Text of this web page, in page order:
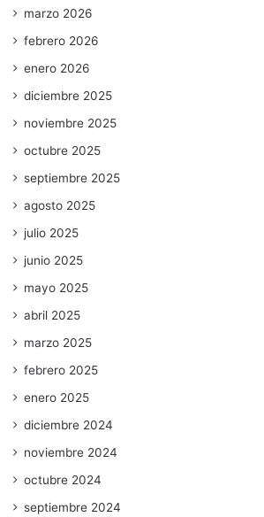
marzo 2026
febrero 2026
enero 2026
diciembre 2025
noviembre 2025
octubre 2025
septiembre 2025
agosto 2025
julio 2025
junio 2025
mayo 2025
abril 2025
marzo 2025
febrero 2025
enero 2025
diciembre 2024
noviembre 2024
octubre 2024
septiembre 2024